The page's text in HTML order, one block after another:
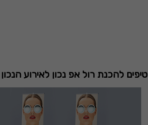
טיפים להכנת רול אפ נכון לאירוע הנכון